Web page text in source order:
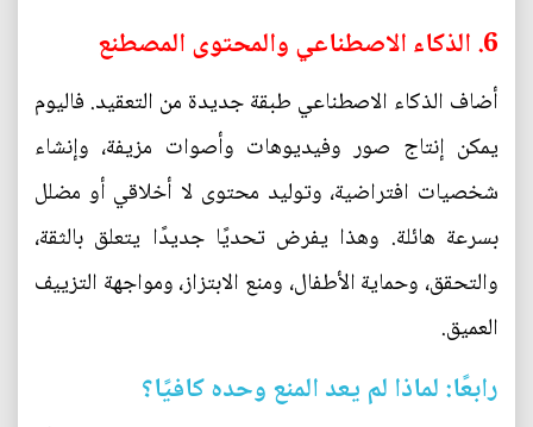
6. الذكاء الاصطناعي والمحتوى المصطنع
أضاف الذكاء الاصطناعي طبقة جديدة من التعقيد. فاليوم
يمكن إنتاج صور وفيديوهات وأصوات مزيفة، وإنشاء
شخصيات افتراضية، وتوليد محتوى لا أخلاقي أو مضلل
بسرعة هائلة. وهذا يفرض تحديًا جديدًا يتعلق بالثقة،
والتحقق، وحماية الأطفال، ومنع الابتزاز، ومواجهة التزييف
العميق.
رابعًا: لماذا لم يعد المنع وحده كافيًا؟